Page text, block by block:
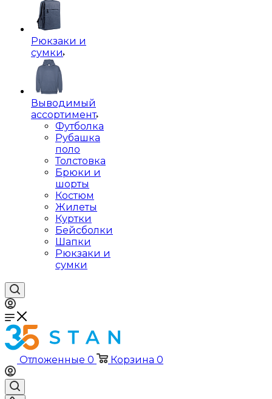
Рюкзаки и
сумки
Выводимый
ассортимент
Футболка
Рубашка
поло
Толстовка
Брюки и
шорты
Костюм
Жилеты
Куртки
Бейсболки
Шапки
Рюкзаки и
сумки
Отложенные 0 Корзина 0